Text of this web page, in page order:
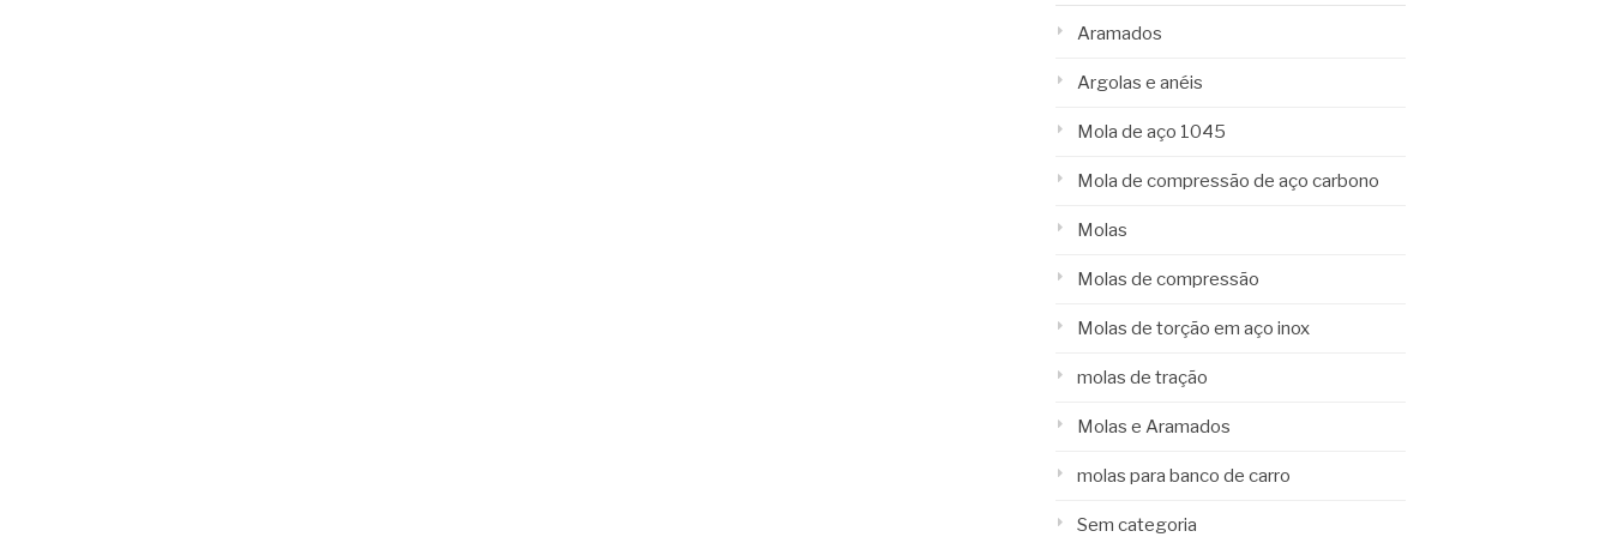
Aramados
Argolas e anéis
Mola de aço 1045
Mola de compressão de aço carbono
Molas
Molas de compressão
Molas de torção em aço inox
molas de tração
Molas e Aramados
molas para banco de carro
Sem categoria